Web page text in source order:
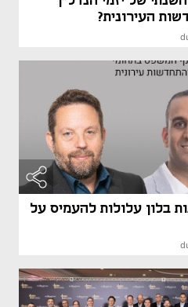
העירונית?
בלון עלולות להעמיס על